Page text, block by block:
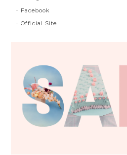
Facebook
Official Site